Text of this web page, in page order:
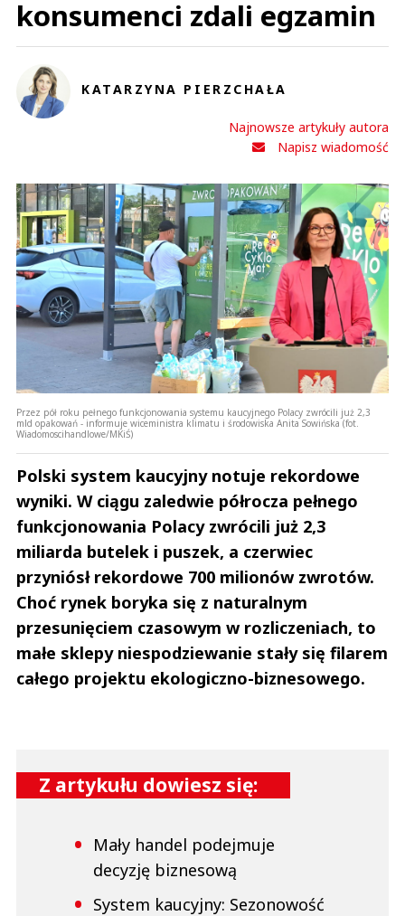
konsumenci zdali egzamin
KATARZYNA PIERZCHAŁA
Najnowsze artykuły autora
Napisz wiadomość
Przez pół roku pełnego funkcjonowania systemu kaucyjnego Polacy zwrócili już 2,3
mld opakowań - informuje wiceministra klimatu i środowiska Anita Sowińska (fot.
Wiadomoscihandlowe/MKiŚ)
Polski system kaucyjny notuje rekordowe
wyniki. W ciągu zaledwie półrocza pełnego
funkcjonowania Polacy zwrócili już 2,3
miliarda butelek i puszek, a czerwiec
przyniósł rekordowe 700 milionów zwrotów.
Choć rynek boryka się z naturalnym
przesunięciem czasowym w rozliczeniach, to
małe sklepy niespodziewanie stały się filarem
całego projektu ekologiczno-biznesowego.
Z artykułu dowiesz się:
Mały handel podejmuje
decyzję biznesową
System kaucyjny: Sezonowość